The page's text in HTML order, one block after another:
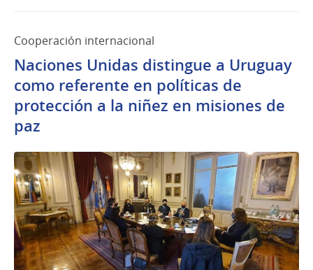
Cooperación internacional
Naciones Unidas distingue a Uruguay
como referente en políticas de
protección a la niñez en misiones de
paz